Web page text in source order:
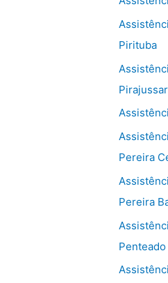
Pirituba
Pereira
Pereira
Penteado